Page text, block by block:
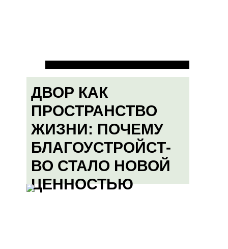
ДВОР КАК
ПРОСТРАНСТВО
ЖИЗНИ: ПОЧЕМУ
БЛАГОУСТРОЙСТ-
ВО СТАЛО НОВОЙ
ЦЕННОСТЬЮ